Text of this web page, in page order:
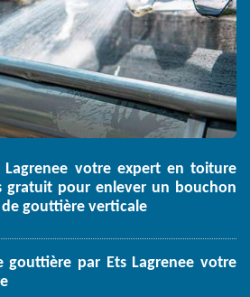
Lagrenee votre expert en toiture
gratuit pour enlever un bouchon
gouttière verticale
gouttière par Ets Lagrenee votre